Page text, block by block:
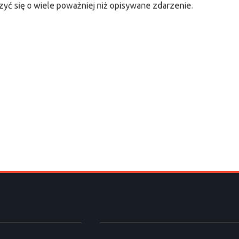
się o wiele poważniej niż opisywane zdarzenie.